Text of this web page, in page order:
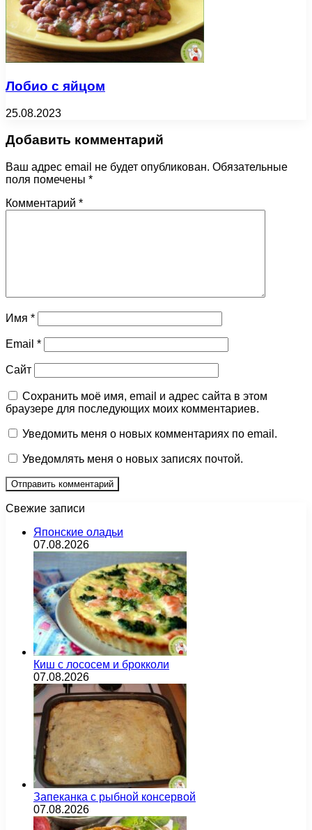
Лобио с яйцом
25.08.2023
Добавить комментарий
Ваш адрес email не будет опубликован. Обязательные
поля помечены *
Комментарий *
Имя *
Email *
Сайт
Сохранить моё имя, email и адрес сайта в этом
браузере для последующих моих комментариев.
Уведомить меня о новых комментариях по email.
Уведомлять меня о новых записях почтой.
Свежие записи
Японские оладьи
07.08.2026
Киш с лососем и брокколи
07.08.2026
Запеканка с рыбной консервой
07.08.2026